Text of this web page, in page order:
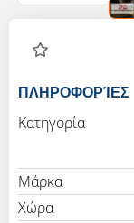
ΠΛΗΡΟΦΟΡΊΕΣ
Κατηγορία
Μάρκα
Χώρα